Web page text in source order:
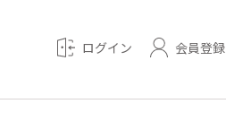
ログイン 会員登録